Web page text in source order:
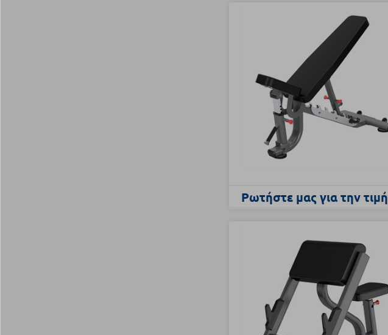
Ρωτήστε μας για την τιμή